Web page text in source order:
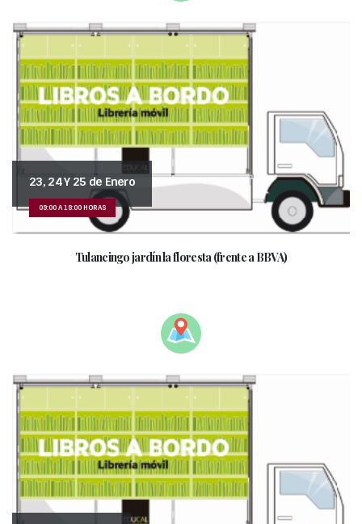
23, 24 Y 25 de Enero
09:00 A 18:00 HORAS
Tulancingo jardín la floresta (frente a BBVA)